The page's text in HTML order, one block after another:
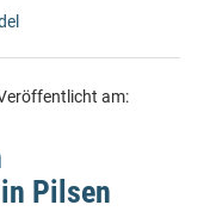
am:
Pilsen